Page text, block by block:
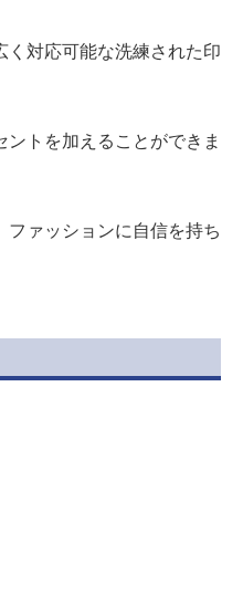
対応可能な洗練された印
トを加えることができま
ァッションに自信を持ち